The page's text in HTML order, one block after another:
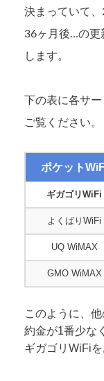
決まっていて、
36ヶ月後…の更
します。
下の表に各サ
ご覧ください。
ポケット
ギガゴリWiFi
よくばりWiFi
UQ WiMAX
GMO WiMAX
このように、
約金が1番少な
ギガゴリWiFiを